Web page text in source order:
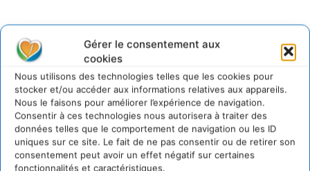
Gérer le consentement aux
cookies
Nous utilisons des technologies telles que les cookies pour
stocker et/ou accéder aux informations relatives aux appareils.
Nous le faisons pour améliorer l’expérience de navigation.
Consentir à ces technologies nous autorisera à traiter des
données telles que le comportement de navigation ou les ID
uniques sur ce site. Le fait de ne pas consentir ou de retirer son
consentement peut avoir un effet négatif sur certaines
fonctionnalités et caractéristiques.